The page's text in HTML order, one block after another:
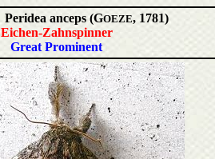
Peridea anceps (GOEZE, 1781)
Eichen-Zahnspinner
Great Prominent